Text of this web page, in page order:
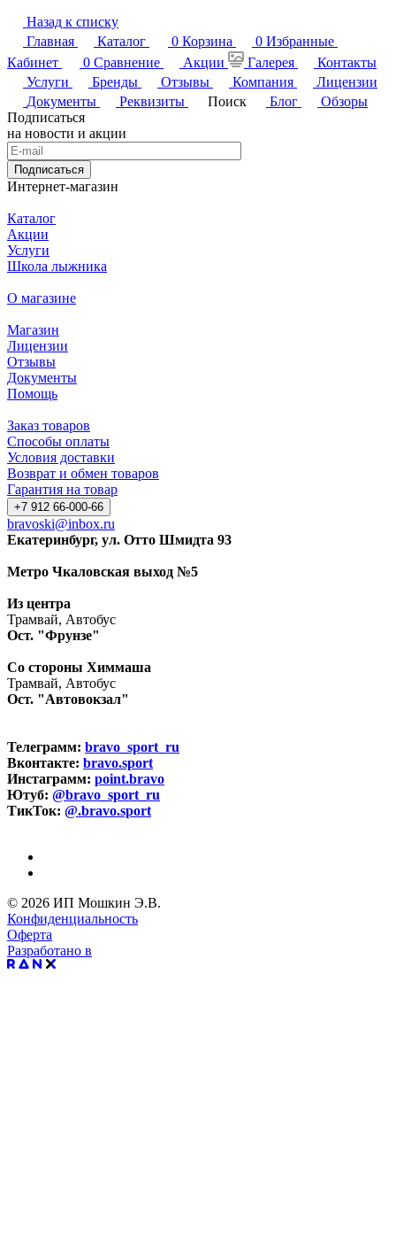
Назад к списку
Главная
Каталог 0 Корзина 0 Избранные
Кабинет
0 Сравнение Акции Галерея
Контакты
Услуги
Бренды Отзывы Компания
Лицензии
Документы
Реквизиты Поиск Блог
Обзоры
Подписаться
на новости и акции
Подписаться
Интернет-магазин
Каталог
Акции
Услуги
Школа лыжника
О магазине
Магазин
Лицензии
Отзывы
Документы
Помощь
Заказ товаров
Способы оплаты
Условия доставки
Возврат и обмен товаров
Гарантия на товар
+7 912 66-000-66
bravoski@inbox.ru
Екатеринбург, ул. Отто Шмидта 93
Метро Чкаловская выход №5
Из центра
Трамвай, Автобус
Ост. "Фрунзе"
Со стороны Химмаша
Трамвай, Автобус
Ост. "Автовокзал"
Телеграмм: bravo_sport_ru
Вконтакте: bravo.sport
Инстаграмм: point.bravo
Ютуб: @bravo_sport_ru
ТикТок: @.bravo.sport
© 2026 ИП Мошкин Э.В.
Конфиденциальность
Оферта
Разработано в